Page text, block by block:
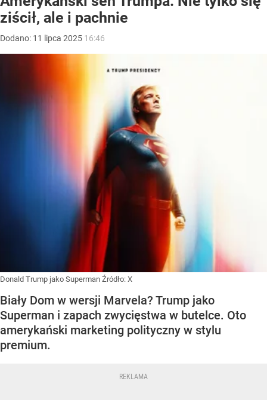
ziścił, ale i pachnie
Dodano: 11 lipca 2025 16:46
Donald Trump jako Superman Źródło: X
Biały Dom w wersji Marvela? Trump jako
Superman i zapach zwycięstwa w butelce. Oto
amerykański marketing polityczny w stylu
premium.